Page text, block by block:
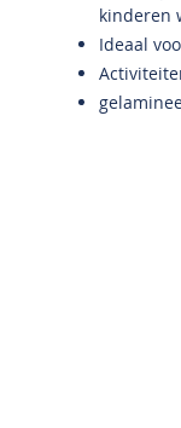
kinderen
Ideaal